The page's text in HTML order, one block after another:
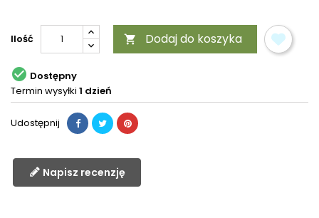
Ilość  Dodaj do koszyka
 Dostępny
Termin wysyłki 1 dzień
Udostępnij
Napisz recenzję